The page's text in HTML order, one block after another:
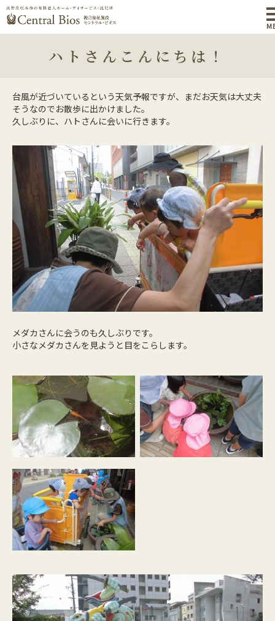
ハトさんこんにちは！
台風が近づいているという天気予報ですが、まだお天気は大丈夫
そうなのでお散歩に出かけました。
久しぶりに、ハトさんに会いに行きます。
メダカさんに会うのも久しぶりです。
小さなメダカさんを見ようと目をこらします。